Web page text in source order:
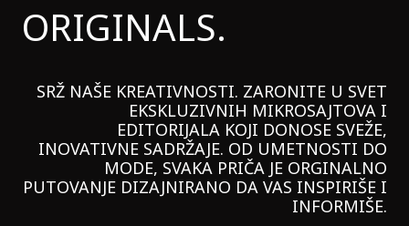
ORIGINALS.
SRŽ NAŠE KREATIVNOSTI. ZARONITE U SVET
EKSKLUZIVNIH MIKROSAJTOVA I
EDITORIJALA KOJI DONOSE SVEŽE,
INOVATIVNE SADRŽAJE. OD UMETNOSTI DO
MODE, SVAKA PRIČA JE ORGINALNO
PUTOVANJE DIZAJNIRANO DA VAS INSPIRIŠE I
INFORMIŠE.